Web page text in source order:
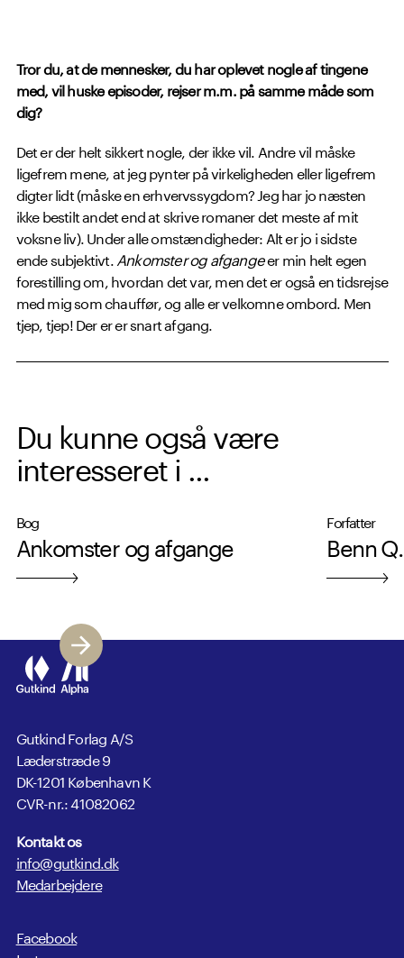
Tror du, at de mennesker, du har oplevet nogle af tingene
med, vil huske episoder, rejser m.m. på samme måde som
dig?
Det er der helt sikkert nogle, der ikke vil. Andre vil måske
ligefrem mene, at jeg pynter på virkeligheden eller ligefrem
digter lidt (måske en erhvervssygdom? Jeg har jo næsten
ikke bestilt andet end at skrive romaner det meste af mit
voksne liv). Under alle omstændigheder: Alt er jo i sidste
ende subjektivt.Ankomster og afgangeer min helt egen
forestilling om, hvordan det var, men det er også en tidsrejse
med mig som chauffør, og alle er velkomne ombord. Men
tjep, tjep! Der er er snart afgang.
Du kunne også være
interesseret i ...
Bog
Ankomster og afgange
Forfatter
Benn
Gutkind Forlag A/S
Læderstræde 9
DK-1201 København K
CVR-nr.: 41082062
Kontakt os
info@gutkind.dk
Medarbejdere
Facebook